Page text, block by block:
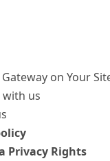
on Your
with us
Privacy Rights